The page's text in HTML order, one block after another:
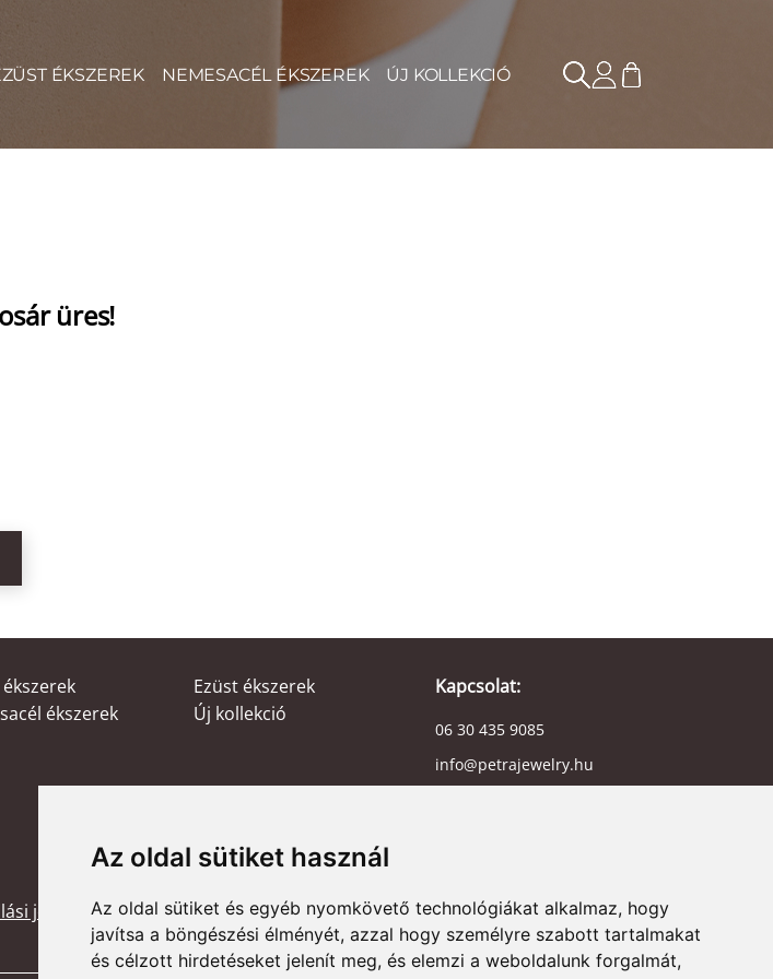
Az oldal sütiket használ
Az oldal sütiket és egyéb nyomkövető technológiákat alkalmaz, hogy
javítsa a böngészési élményét, azzal hogy személyre szabott tartalmakat
és célzott hirdetéseket jelenít meg, és elemzi a weboldalunk forgalmát,
ÉKSZEREK NEMESACÉL ÉKSZEREK ÚJ KOLLEKCIÓ
üres!
Ezüst ékszerek
ékszerek
Új kollekció
Kapcsolat:
06 30 435 9085
info@petrajewelry.hu
jog tájékoztatóKapcsolatLegfrissebb bejegyzéseinkAdatvédelmi Szabályzat
Adatvédelmi SzabályzatSzolgáltatási feltételekSüti beállítások